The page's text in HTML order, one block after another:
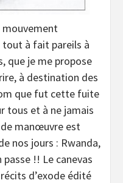
mouvement
à fait pareils à
que je me propose
à destination des
que fut cette fuite
tous et à ne jamais
manœuvre est
nos jours : Rwanda,
passe !! Le canevas
d’exode édité